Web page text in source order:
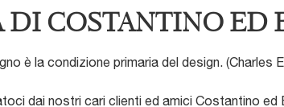
DI COSTANTINO ED
è la condizione primaria del design. (Charles
dai nostri cari clienti ed amici Costantino ed